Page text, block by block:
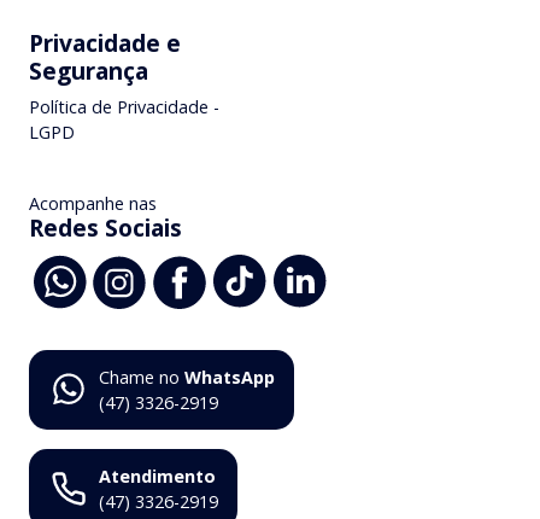
Privacidade e
Segurança
Política de Privacidade -
LGPD
Acompanhe nas
Redes Sociais
Chame no WhatsApp
(47) 3326-2919
Atendimento
(47) 3326-2919